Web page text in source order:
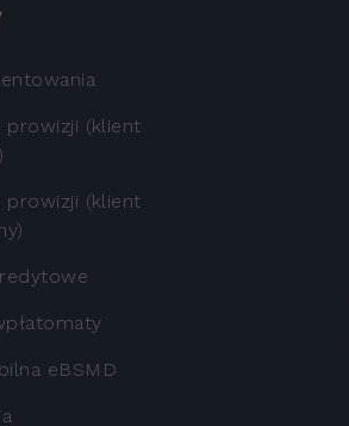
prowizji (klient
prowizji (klient
eBSMD